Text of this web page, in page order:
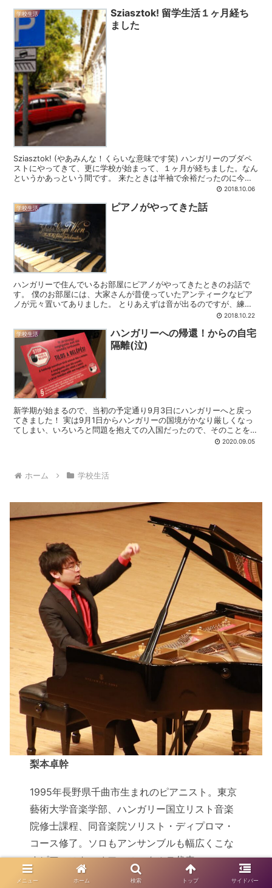
学校生活
Sziasztok! 留学生活１ヶ月経ち
ました
Sziasztok! (やあみんな！くらいな意味です笑) ハンガリーのブダペ
ストにやってきて、更に学校が始まって、１ヶ月が経ちました。なん
というかあっという間です。 来たときは半袖で余裕だったのに今
2018.10.06
学校生活 ピアノがやってきた話
ハンガリーで住んでいるお部屋にピアノがやってきたときのお話で
す。 僕のお部屋には、大家さんが昔使っていたアンティークなピア
ノが元々置いてありました。 とりあえずは音が出るのですが、練習
2018.10.22
学校生活
ハンガリーへの帰還！からの自宅
隔離(泣)
新学期が始まるので、当初の予定通り9月3日にハンガリーへと戻っ
てきました！ 実は9月1日からハンガリーの国境がかなり厳しくなっ
てしまい、いろいろと問題を抱えての入国だったので、そのことを綴
2020.09.05
ホーム 学校生活
梨本卓幹
1995年長野県千曲市生まれのピアニスト。東京
藝術大学音楽学部、ハンガリー国立リスト音楽
院修士課程、同音楽院ソリスト・ディプロマ・
コース修了。ソロもアンサンブルも幅広くこな
すピアニスト。オフィス・クルテ代表。
公式HP→https://takumi-nashimoto.com
メニュー ホーム 検索 トップ サイドバー